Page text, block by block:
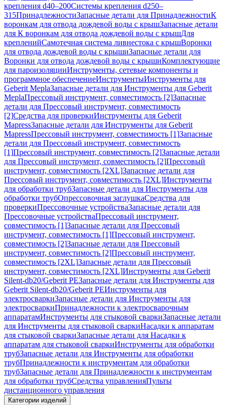
крепления d40–200Системы крепления d250–
315ПринадлежностиЗапасные детали для ПринадлежностиК
воронкам для отвода дождевой воды с крышЗапасные детали
для К воронкам для отвода дождевой воды с крышДля
крепленийСамотечная система ливнестока с крышВоронки
для отвода дождевой воды с крышиЗапасные детали для
Воронки для отвода дождевой воды с крышиКомплектующие
для пароизоляцииИнструменты, сетевые компоненты и
программное обеспечениеИнструментыИнструменты для
Geberit MeplaЗапасные детали для Инструменты для Geberit
MeplaПрессовый инструмент, совместимость [2]Запасные
детали для Прессовый инструмент, совместимость
[2]Средства для проверкиИнструменты для Geberit
MapressЗапасные детали для Инструменты для Geberit
MapressПрессовый инструмент, совместимость [1]Запасные
детали для Прессовый инструмент, совместимость
[1]Прессовый инструмент, совместимость [2]Запасные детали
для Прессовый инструмент, совместимость [2]Прессовый
инструмент, совместимость [2XL]Запасные детали для
Прессовый инструмент, совместимость [2XL]Инструменты
для обработки трубЗапасные детали для Инструменты для
обработки трубОпрессовочная заглушкаСредства для
проверкиПрессовочные устройстваЗапасные детали для
Прессовочные устройстваПрессовый инструмент,
совместимость [1]Запасные детали для Прессовый
инструмент, совместимость [1]Прессовый инструмент,
совместимость [2]Запасные детали для Прессовый
инструмент, совместимость [2]Прессовый инструмент,
совместимость [2XL]Запасные детали для Прессовый
инструмент, совместимость [2XL]Инструменты для Geberit
Silent-db20/Geberit PEЗапасные детали для Инструменты для
Geberit Silent-db20/Geberit PEИнструменты для
электросваркиЗапасные детали для Инструменты для
электросваркиПринадлежности к электросварочным
аппаратамИнструменты для стыковой сваркиЗапасные детали
для Инструменты для стыковой сваркиНасадки к аппаратам
для стыковой сваркиЗапасные детали для Насадки к
аппаратам для стыковой сваркиИнструменты для обработки
трубЗапасные детали для Инструменты для обработки
трубПринадлежности к инструментам для обработки
трубЗапасные детали для Принадлежности к инструментам
для обработки трубСредства управленияПульты
дистанционного управления
Категории изделий